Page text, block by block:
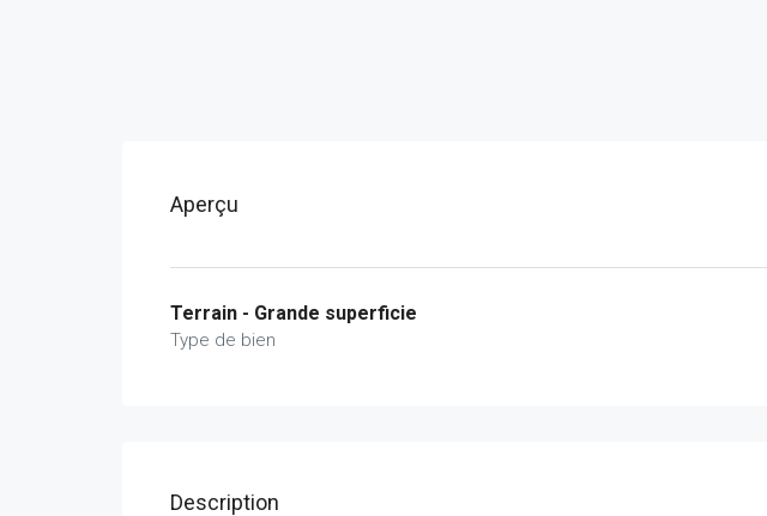
Aperçu
Terrain - Grande superficie
Type de bien
Description